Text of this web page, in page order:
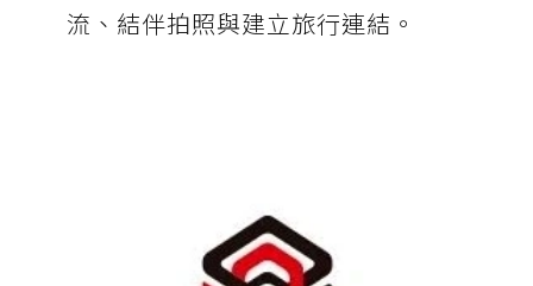
流、結伴拍照與建立旅行連結。